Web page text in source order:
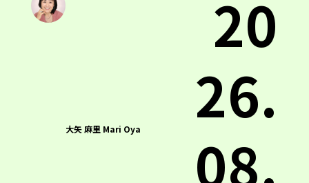
大矢 麻里 Mari Oya
20
26.
08.